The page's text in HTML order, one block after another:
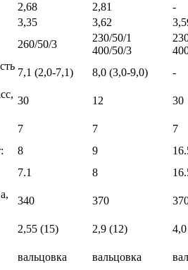
2,68 2,81
-
3,35 3,62
260/50/3
230/50/1
400/50/3
7,1 (2,0-7,1) 8,0 (3,0-9,0)
-
30 12
30
7 7
7
8 9
7.1 8
340 370
2,55 (15) 2,9 (12)
вальцовка вальцовка